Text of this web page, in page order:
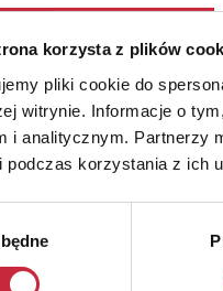
korzysta z plików
pliki cookie do
witrynie. Informacje o
i analitycznym. Partnerzy
podczas korzystania z ich
wg: Wyników
Aby